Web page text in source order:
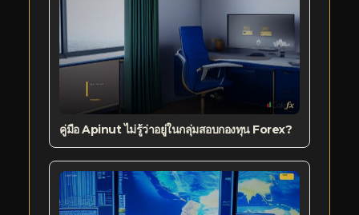
คู่มือ Apinut ไม่รู้ว่าอยู่ในกลุ่มสอบกองทุน Forex?